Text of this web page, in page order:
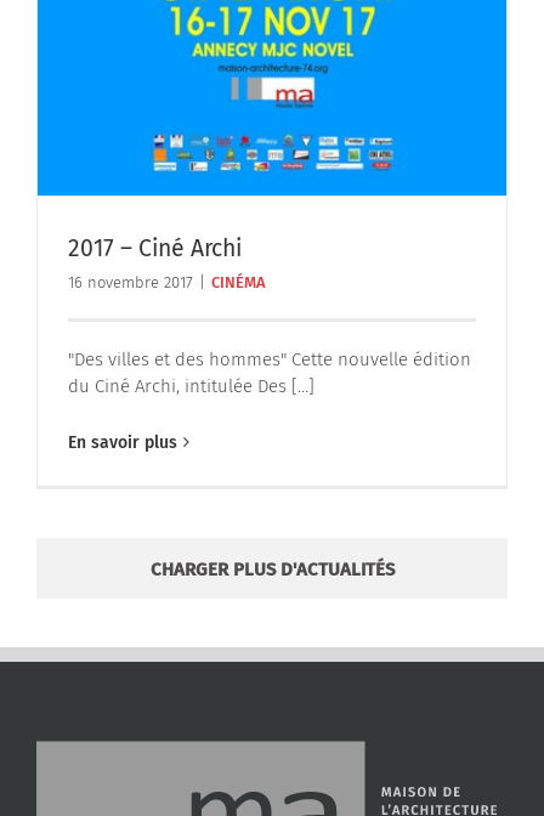
2017 – Ciné Archi
16 novembre 2017 CINÉMA
"Des villes et des hommes" Cette nouvelle édition
du Ciné Archi, intitulée Des [...]
En savoir plus
CHARGER PLUS D'ACTUALITÉS